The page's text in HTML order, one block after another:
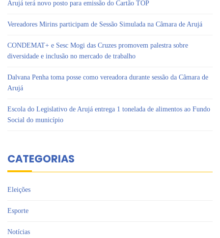
Arujá terá novo posto para emissão do Cartão TOP
Vereadores Mirins participam de Sessão Simulada na Câmara de Arujá
CONDEMAT+ e Sesc Mogi das Cruzes promovem palestra sobre
diversidade e inclusão no mercado de trabalho
Dalvana Penha toma posse como vereadora durante sessão da Câmara de
Arujá
Escola do Legislativo de Arujá entrega 1 tonelada de alimentos ao Fundo
Social do município
CATEGORIAS
Eleições
Esporte
Notícias